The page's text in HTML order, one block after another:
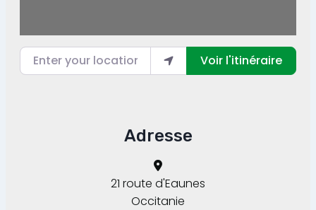
Enter your location
Voir l'itinéraire
Adresse
21 route d'Eaunes
Occitanie